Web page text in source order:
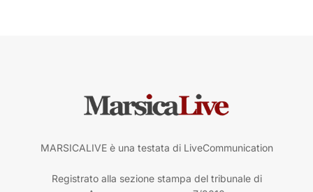
MARSICALIVE è una testata di LiveCommunication
Registrato alla sezione stampa del tribunale di